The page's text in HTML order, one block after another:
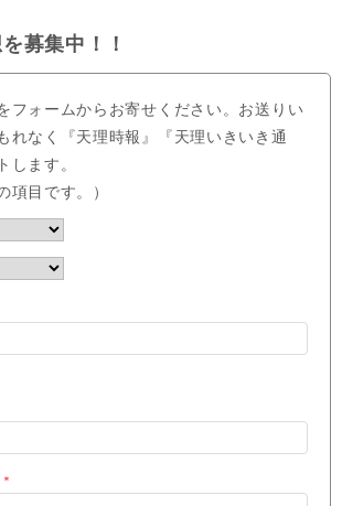
募集中！！
フォームからお寄せください。お送りい
れなく『天理時報』『天理いきいき通
します。
項目です。）
＊